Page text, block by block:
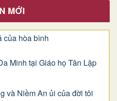
MỚI
của hòa bình
Minh tại Giáo họ Tân Lập
và Niềm An ủi của đời tôi